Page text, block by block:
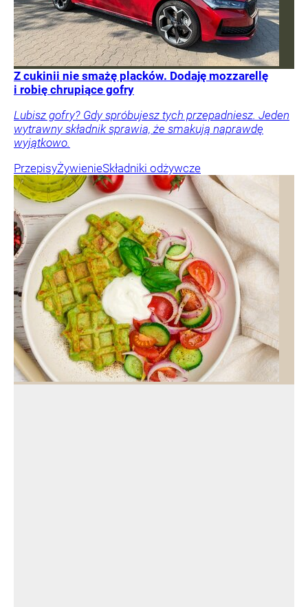
Z cukinii nie smażę placków. Dodaję mozzarellę
i robię chrupiące gofry
Lubisz gofry? Gdy spróbujesz tych przepadniesz. Jeden
wytrawny składnik sprawia, że smakują naprawdę
wyjątkowo.
PrzepisyŻywienieSkładniki odżywcze